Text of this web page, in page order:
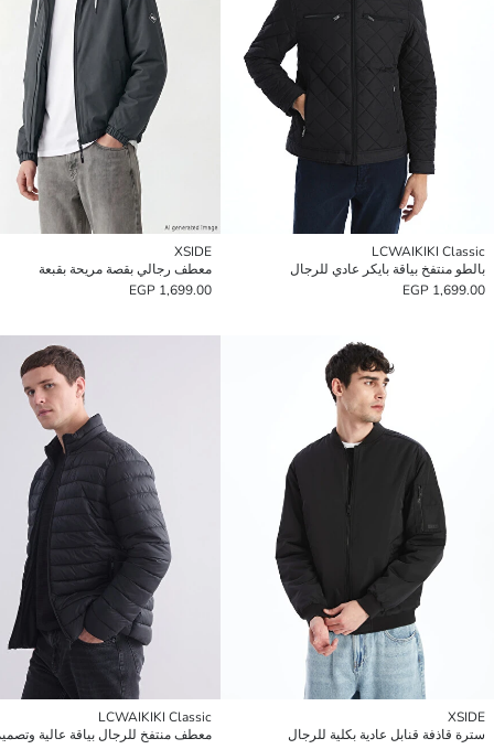
LCWAIKIKI Classic
بالطو منتفخ بياقة بايكر عادي للرجال
1,699.00 EGP
XSIDE
معطف رجالي بقصة مريحة بقبعة
1,699.00 EGP
XSIDE
سترة قاذفة قنابل عادية بكلية للرجال
LCWAIKIKI Classic
معطف منتفخ للرجال بياقة عالية